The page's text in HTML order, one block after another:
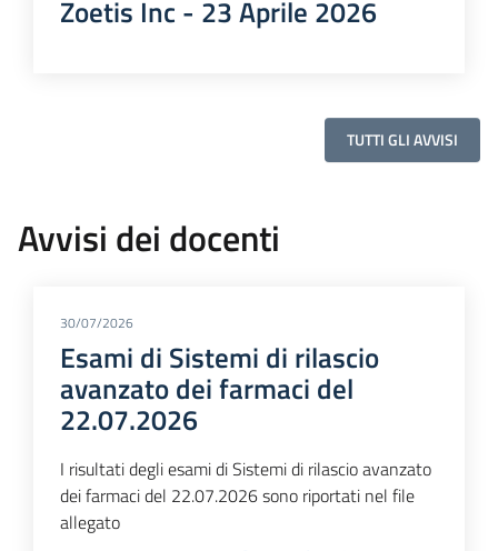
Zoetis Inc - 23 Aprile 2026
TUTTI GLI AVVISI
Avvisi dei docenti
30/07/2026
Esami di Sistemi di rilascio
avanzato dei farmaci del
22.07.2026
I risultati degli esami di Sistemi di rilascio avanzato
dei farmaci del 22.07.2026 sono riportati nel file
allegato